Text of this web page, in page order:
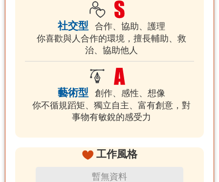
社交型
合作、協助、護理
你喜歡與人合作的環境，擅長輔助、救
治、協助他人
藝術型
創作、感性、想像
你不循規蹈矩、獨立自主、富有創意，對
事物有敏銳的感受力
工作風格
暫無資料